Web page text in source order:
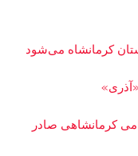
کرمانشاهی صادر